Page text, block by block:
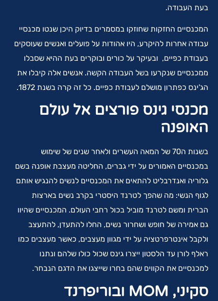
בעת העבודה.
המכנסיים החזקות שחוזקו במסמרים בדיוק היכן שנטו מכנסיי
עבודה אחרות להיקרע, היו אהודות על פועלים ואנשים שעוסקים
בעבודת כפיים, ובעיקר על כורים ובוקרים בעת ההיא שסבלו
ממכנסיים שנקרעו בשל העבודה הקשה. אנשים אלה קיבלו את
הג'ינס כפתרון מושלם לעבודת כפיים. כל זה קרה בשנת 1872.
מכנסי גינס פורצים אל עולם
האופנה
בשנות ה70 של המאה העשרים ולאחר שנים של שימוש
במכנסיים האמורים על ידי גברים, החליטה מעצבת אופנה בשם
גלוריה ואנדרבליט להתאים את המכנסיים לנשים להנגיש אותם
לגוף הנשי: מה שהפך לטרנד היסטרי בקרב נשים בארצות
הברית ומשם לטרנד מוביל בכול רחבי העולם. המכנסיים שהיוו
גם אמירה של חופש ושחרור נשים, החלו להתעדן, להתעצב
ולקבל אינטרפרטציה על ידי מגוון מעצבים, כאשר מעצבים כמו
ראלף לורן עד הלסטון ייצרו גינס שכול כולו שלהם ונתנו
למכנסיים את הקווים שהם בחרו שייצגו את הדגם הנבחר.
סקיני, MOM ובוריפרנד